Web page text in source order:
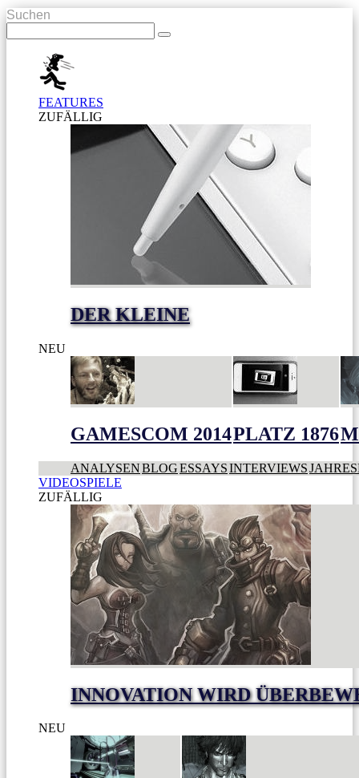
Suchen
FEATURES
ZUFÄLLIG
DER KLEINE
NEU
GAMESCOM 2014PLATZ 1876
ANALYSENBLOGESSAYSINTERVIEWS
VIDEOSPIELE
ZUFÄLLIG
INNOVATION WIRD
NEU